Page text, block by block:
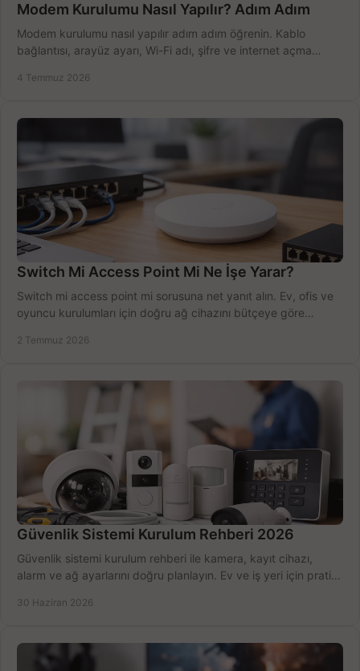
Modem Kurulumu Nasıl Yapılır? Adım Adım
Modem kurulumu nasıl yapılır adım adım öğrenin. Kablo
bağlantısı, arayüz ayarı, Wi-Fi adı, şifre ve internet açma
4 Temmuz 2026
Switch Mi Access Point Mi Ne İşe Yarar?
Switch mi access point mi sorusuna net yanıt alın. Ev, ofis ve
oyuncu kurulumları için doğru ağ cihazını bütçeye göre
2 Temmuz 2026
Güvenlik Sistemi Kurulum Rehberi 2026
Güvenlik sistemi kurulum rehberi ile kamera, kayıt cihazı,
alarm ve ağ ayarlarını doğru planlayın. Ev ve iş yeri için pratik
30 Haziran 2026